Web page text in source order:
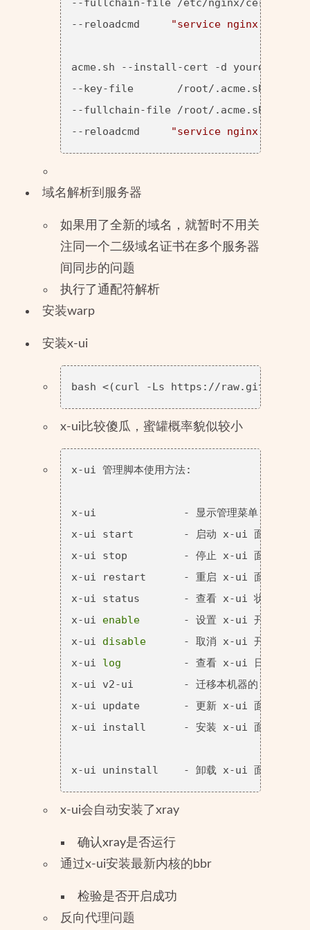
--fullchain-file /etc/nginx/cert/
--reloadcmd
"service nginx force-
acme.sh --install-cert -d
--key-file       /root/.acme.sh/
--fullchain-file /root/.acme.sh/
--reloadcmd
"service nginx force-
域名解析到服务器
如果用了全新的域名，就暂时不用关
注同一个二级域名证书在多个服务器
间同步的问题
执行了通配符解析
安装warp
安装x-ui
x-ui比较傻瓜，蜜罐概率貌似较小
x-ui 管理脚本使用方法:
x-ui              - 显示管理菜单 (功能更
x-ui start        - 启动 x-ui 面板
x-ui stop         - 停止 x-ui 面板
x-ui restart      - 重启 x-ui 面板
x-ui status       - 查看 x-ui 状态
x-ui enable
       - 设置 x-ui 开机自启
x-ui disable
      - 取消 x-ui 开机自启
x-ui log
          - 查看 x-ui 日志
x-ui v2-ui        - 迁移本机器的 v2-ui 账
x-ui update       - 更新 x-ui 面板
x-ui install      - 安装 x-ui 面板
x-ui会自动安装了xray
确认xray是否运行
通过x-ui安装最新内核的bbr
检验是否开启成功
反向代理问题